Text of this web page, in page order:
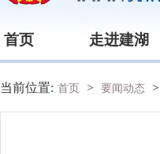
首页 走进建湖
当前位置: 首页 > 要闻动态 >